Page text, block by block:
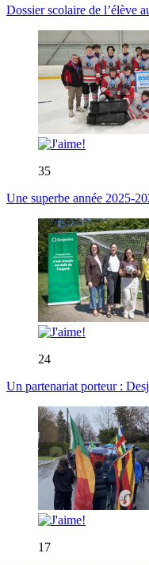
Dossier scolaire de l’élève
35
Une superbe année 2025-
24
Un partenariat porteur :
17